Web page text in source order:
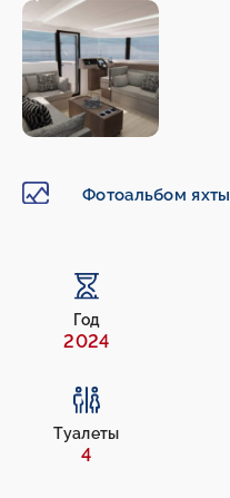
Фотоальбом яхты
Год
2024
Туалеты
4